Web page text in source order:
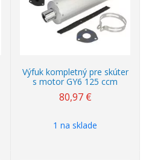
Výfuk kompletný pre skúter
s motor GY6 125 ccm
80,97 €
1 na sklade